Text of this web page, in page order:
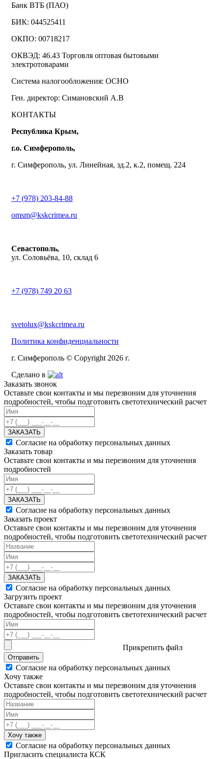
Банк ВТБ (ПАО)
БИК: 044525411
ОКПО: 00718217
ОКВЭД: 46.43 Торговля оптовая бытовыми
электротоварами
Система налогообложения: ОСНО
Ген. директор: Симановский А.В
КОНТАКТЫ
Республика Крым,
г.о. Симферополь,
г. Симферополь, ул. Линейная, зд.2, к.2, помещ. 224
+7 (978) 203-84-88
omsm@kskcrimea.ru
Севастополь,
ул. Соловьёва, 10, склад 6
+7 (978) 749 20 63
svetolux@kskcrimea.ru
Политика конфиденциальности
г. Симферополь © Copyright 2026 г.
Сделано в
Заказать звонок
Оставьте свои контакты и мы перезвоним для уточнения
подробностей, чтобы подготовить светотехнический расчет
ЗАКАЗАТЬ
Согласие на обработку персональных данных
Заказать товар
Оставьте свои контакты и мы перезвоним для уточнения
подробностей
ЗАКАЗАТЬ
Согласие на обработку персональных данных
Заказать проект
Оставьте свои контакты и мы перезвоним для уточнения
подробностей, чтобы подготовить светотехнический расчет
ЗАКАЗАТЬ
Согласие на обработку персональных данных
Загрузить проект
Оставьте свои контакты и мы перезвоним для уточнения
подробностей, чтобы подготовить светотехнический расчет
Прикрепить файл
Отправить
Согласие на обработку персональных данных
Хочу также
Оставьте свои контакты и мы перезвоним для уточнения
подробностей, чтобы подготовить светотехнический расчет
Хочу также
Согласие на обработку персональных данных
Пригласить специалиста КСК